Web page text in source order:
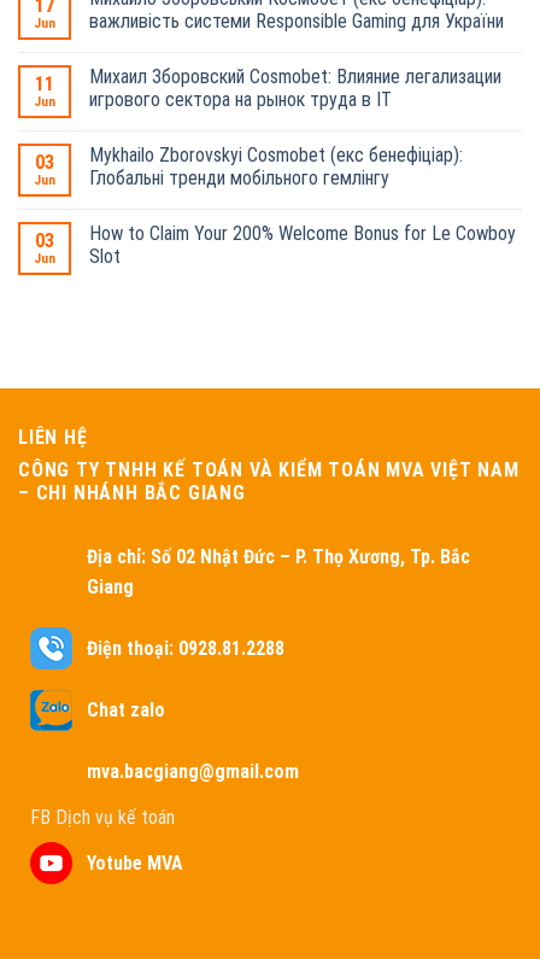
17
Jun
важливість системи Responsible Gaming для України
11
Jun
Михаил Зборовский Cosmobet: Влияние легализации
игрового сектора на рынок труда в IT
03
Jun
Mykhailo Zborovskyi Cosmobet (екс бенефіціар):
Глобальні тренди мобільного гемлінгу
03
Jun
How to Claim Your 200% Welcome Bonus for Le Cowboy
Slot
LIÊN HỆ
CÔNG TY TNHH KẾ TOÁN VÀ KIỂM TOÁN MVA VIỆT NAM
– CHI NHÁNH BẮC GIANG
Địa chỉ: Số 02 Nhật Đức – P. Thọ Xương, Tp. Bắc
Giang
Điện thoại: 0928.81.2288
Chat zalo
mva.bacgiang@gmail.com
FB Dịch vụ kế toán
Yotube MVA